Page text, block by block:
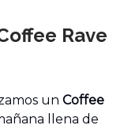
Rave
un Coffee
llena de